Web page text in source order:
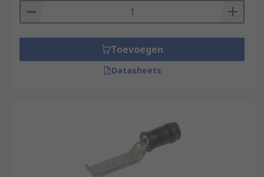
Toevoegen
Datasheets